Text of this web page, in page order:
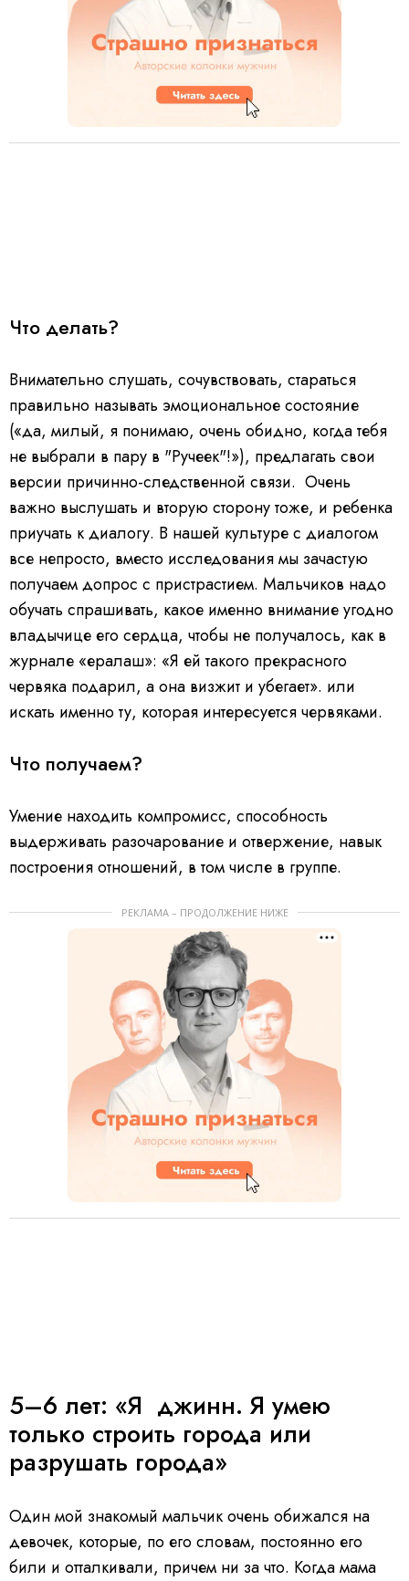
Что делать?
Внимательно слушать, сочувствовать, стараться
правильно называть эмоциональное состояние
(«да, милый, я понимаю, очень обидно, когда тебя
не выбрали в пару в "Ручеек"!»), предлагать свои
версии причинно-следственной связи. Очень
важно выслушать и вторую сторону тоже, и ребенка
приучать к диалогу. В нашей культуре с диалогом
все непросто, вместо исследования мы зачастую
получаем допрос с пристрастием. Мальчиков надо
обучать спрашивать, какое именно внимание угодно
владычице его сердца, чтобы не получалось, как в
журнале «ералаш»: «Я ей такого прекрасного
червяка подарил, а она визжит и убегает». или
искать именно ту, которая интересуется червяками.
Что получаем?
Умение находить компромисс, способность
выдерживать разочарование и отвержение, навык
построения отношений, в том числе в группе.
РЕКЛАМА – ПРОДОЛЖЕНИЕ НИЖЕ
5–6 лет: «Я джинн. Я умею
только строить города или
разрушать города»
Один мой знакомый мальчик очень обижался на
девочек, которые, по его словам, постоянно его
били и отталкивали, причем ни за что. Когда мама